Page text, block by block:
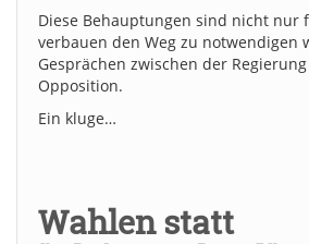
Diese Behauptungen sind nicht nur
verbauen den Weg zu notwendigen
Gesprächen zwischen der
Opposition.
Ein kluge…
Wahlen statt